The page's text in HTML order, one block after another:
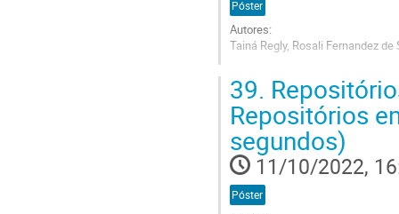
Póster
Autores:
Tainá Regly, Rosali Fernandez de
to
contribution
page
39.
Repositórios
segundos)
11/10/2022,
Póster